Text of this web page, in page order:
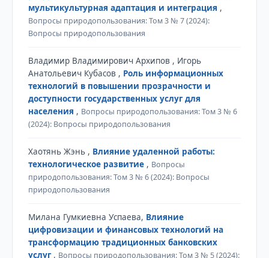
мультикультурная адаптация и интеграция ,
Вопросы природопользования: Том 3 № 7 (2024):
Вопросы природопользования
Владимир Владимирович Архипов , Игорь
Анатольевич Кубасов , Роль информационных
технологий в повышении прозрачности и
доступности государственных услуг для
населения , Вопросы природопользования: Том 3 № 6
(2024): Вопросы природопользования
Хаотянь Жэнь , Влияние удаленной работы:
технологическое развитие , Вопросы
природопользования: Том 3 № 6 (2024): Вопросы
природопользования
Милана Гумкиевна Успаева, Влияние
цифровизации и финансовых технологий на
трансформацию традиционных банковских
услуг , Вопросы природопользования: Том 3 № 5 (2024):